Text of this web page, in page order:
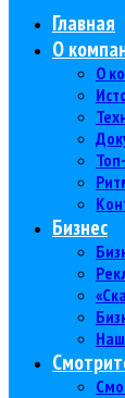
Главная
О
О
Бизнес